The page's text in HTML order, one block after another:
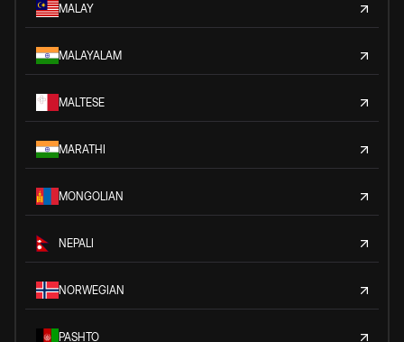
MALAY
MALAYALAM
MALTESE
MARATHI
MONGOLIAN
NEPALI
NORWEGIAN
PASHTO